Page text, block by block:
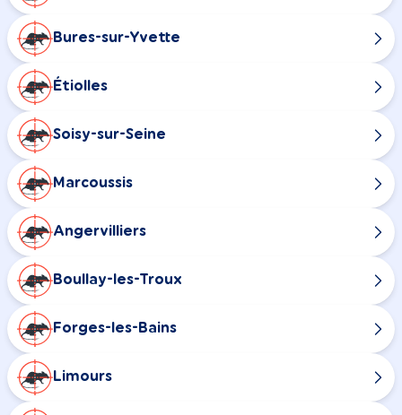
Bures-sur-Yvette
Étiolles
Soisy-sur-Seine
Marcoussis
Angervilliers
Boullay-les-Troux
Forges-les-Bains
Limours